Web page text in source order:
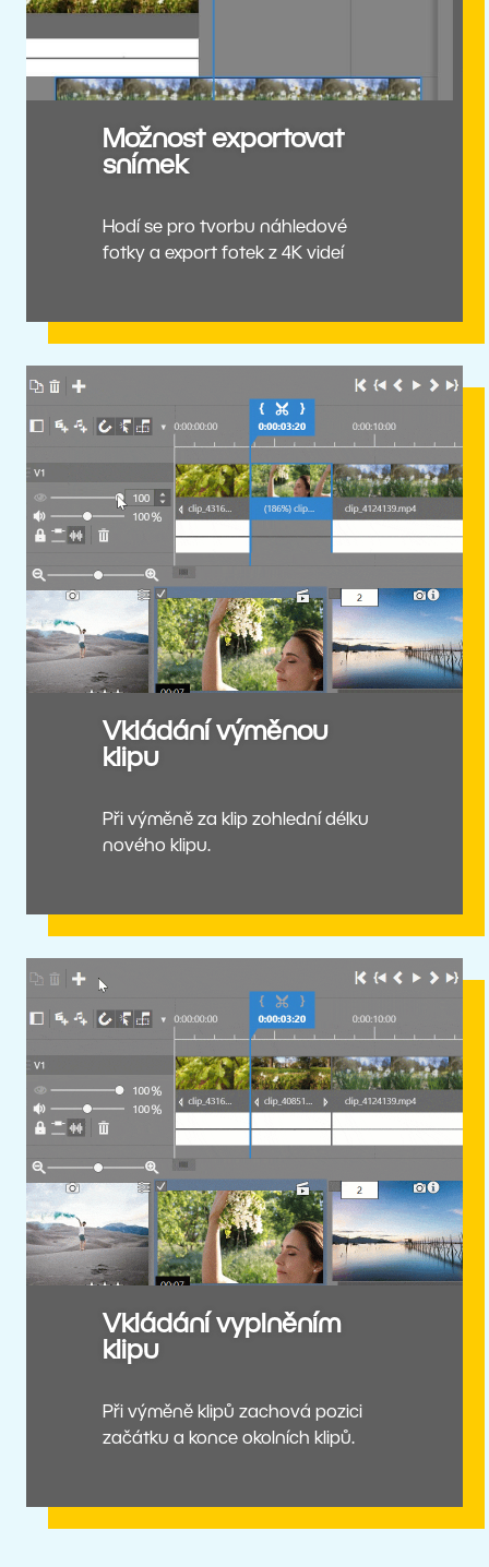
Možnost exportovat
snímek
Hodí se pro tvorbu náhledové
fotky a export fotek z 4K videí
Vkládání výměnou
klipu
Při výměně za klip zohlední délku
nového klipu.
Vkládání vyplněním
klipu
Při výměně klipů zachová pozici
začátku a konce okolních klipů.